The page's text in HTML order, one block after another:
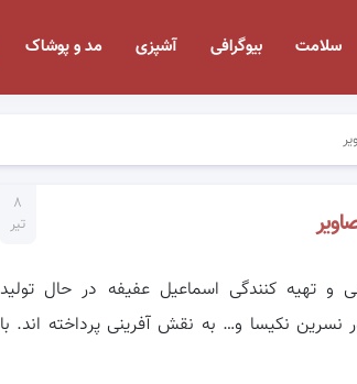
سلامت بیوگرافی آشپزی مد و پوشاک
۸
تیر
تهیه کنندگی اسماعیل عفیفه در حال تولید
ور نسرین نکیسا و… به نقش آفرینی پرداخته اند. با